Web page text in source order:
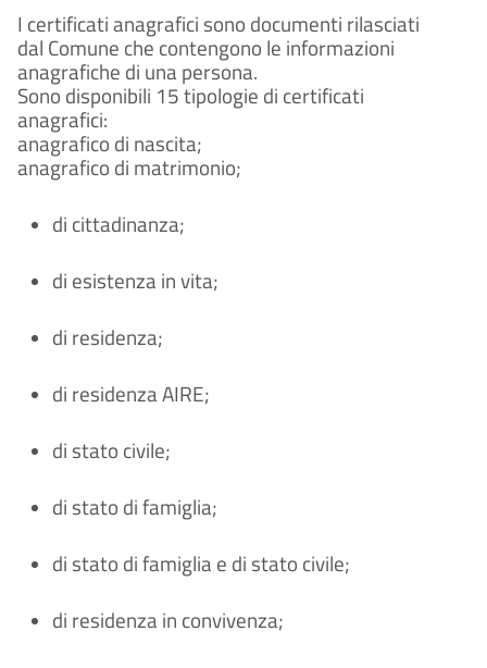
I certificati anagrafici sono documenti rilasciati
dal Comune che contengono le informazioni
anagrafiche di una persona.
Sono disponibili 15 tipologie di certificati
anagrafici:
anagrafico di nascita;
anagrafico di matrimonio;
di cittadinanza;
di esistenza in vita;
di residenza;
di residenza AIRE;
di stato civile;
di stato di famiglia;
di stato di famiglia e di stato civile;
di residenza in convivenza;